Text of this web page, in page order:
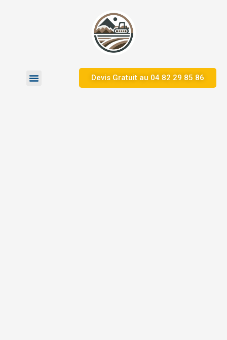
Devis Gratuit au 04 82 29 85 86